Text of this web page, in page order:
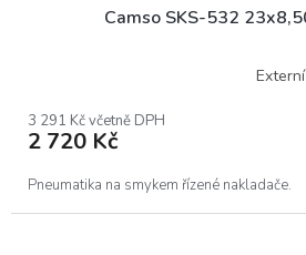
Camso SKS-532
3 291 Kč včetně DPH
2 720 Kč
Pneumatika na smykem řízené nakladače.